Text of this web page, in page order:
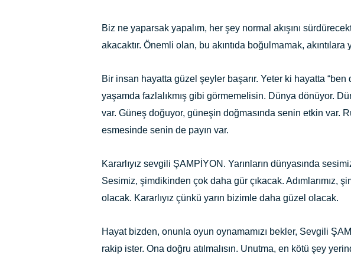
Biz ne yaparsak yapalım, her şey normal akışını
akacaktır. Önemli olan, bu akıntıda boğulmamak, akıntılara
Bir insan hayatta güzel şeyler başarır. Yeter ki hayatta “ben
yaşamda fazlalıkmış gibi görmemelisin. Dünya dönüyor.
var. Güneş doğuyor, güneşin doğmasında senin etkin var.
esmesinde senin de payın var.
Kararlıyız sevgili ŞAMPİYON. Yarınların dünyasında
Sesimiz, şimdikinden çok daha gür çıkacak. Adımlarımız,
olacak. Kararlıyız çünkü yarın bizimle daha güzel olacak.
Hayat bizden, onunla oyun oynamamızı bekler, Sevgili
rakip ister. Ona doğru atılmalısın. Unutma, en kötü şey